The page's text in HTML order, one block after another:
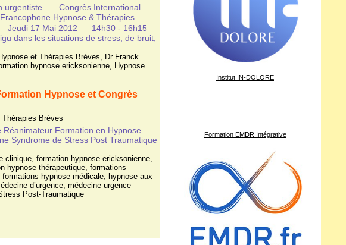
urgentiste Congrès International
Hypnose & Thérapies
17 Mai 2012 14h30 - 16h15
dans les situations de stress, de bruit,
et Thérapies Brèves, Dr Franck
hypnose ericksonienne, Hypnose
Hypnose et Congrès
Brèves
Formation en Hypnose
Syndrome de Stress Post Traumatique
clinique, formation hypnose ericksonienne,
hypnose thérapeutique, formations
formations hypnose médicale, hypnose aux
d’urgence, médecine urgence
Post-Traumatique
Institut IN-DOLORE
-------------------
Formation EMDR Intégrative